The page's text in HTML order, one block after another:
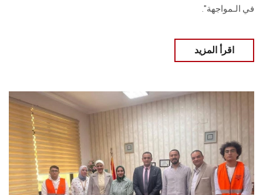
في الـمواجهة".
اقرأ المزيد